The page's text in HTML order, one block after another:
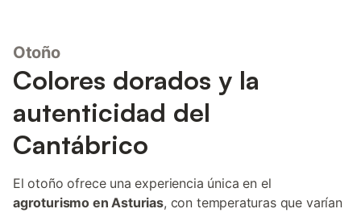
Otoño
Colores dorados y la
autenticidad del
Cantábrico
El otoño ofrece una experiencia única en el
agroturismo en Asturias, con temperaturas que varían